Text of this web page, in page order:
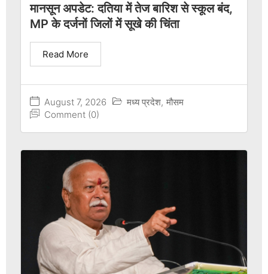
मानसून अपडेट: दतिया में तेज बारिश से स्कूल बंद,
MP के दर्जनों जिलों में सूखे की चिंता
August 7, 2026 मध्य प्रदेश, मौसम
Comment (0)
Read More